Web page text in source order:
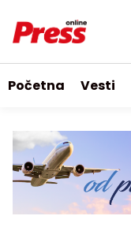
Početna Vesti